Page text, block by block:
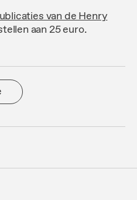
van de Henry
aan 25 euro.